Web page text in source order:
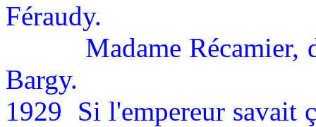
Féraudy.
Madame Récamier,
Bargy.
1929
Si l'empereur savait